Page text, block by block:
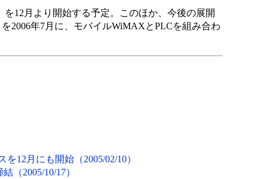
12月より開始する予定。このほか、今後の展開
2006年7月に、モバイルWiMAXとPLCを組み合わ
12月にも開始（2005/02/10）
（2005/10/17）